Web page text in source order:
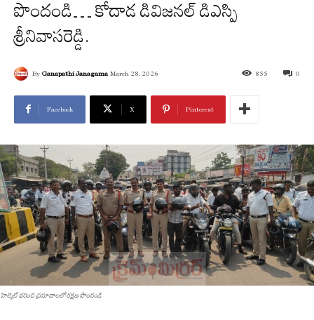
పొందండి… కోదాడ డివిజనల్ డిఎస్పి
శ్రీనివాసరెడ్డి.
By Ganapathi Janagama March 28, 2026 0
855
Facebook X Pinterest
హెల్మెట్ ధరించి ప్రమాదాలలో రక్షణ పొందండి